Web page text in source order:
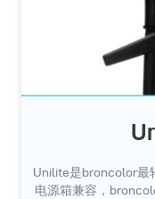
Unilite是broncolor最
电源箱兼容，